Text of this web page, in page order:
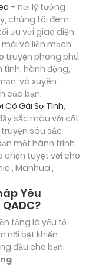
– nơi lý tưởng
chúng tôi đem
ưu với giao diện
và liền mạch
truyện phong phú
tình, hành động,
và xuyên
của bạn.
Cô Gái Sợ Tình,
sắc màu với cốt
sâu sắc
một hành trình
chọn tuyệt vời cho
, Manhua ,
Yêu
tảng là yếu tố
nổi bật khiến
đầu cho bạn: